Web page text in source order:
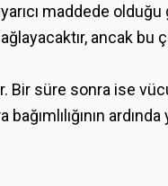
maddede
ancak bu
Bir süre sonra ise